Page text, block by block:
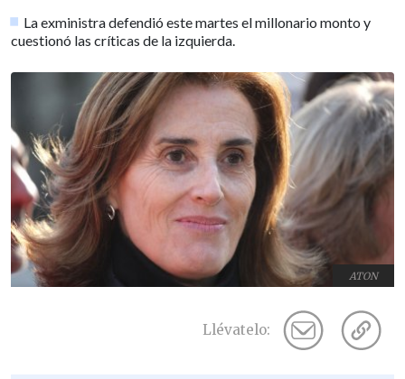
La exministra defendió este martes el millonario monto y
cuestionó las críticas de la izquierda.
ATON
Llévatelo: